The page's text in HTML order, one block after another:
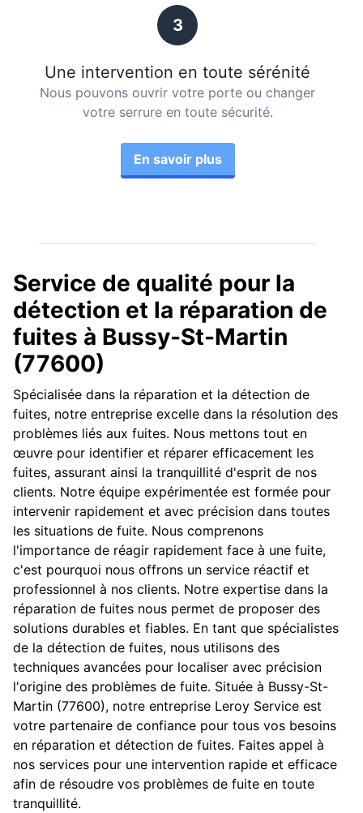
3
Une intervention en toute sérénité
Nous pouvons ouvrir votre porte ou changer
votre serrure en toute sécurité.
En savoir plus
Service de qualité pour la
détection et la réparation de
fuites à Bussy-St-Martin
(77600)
Spécialisée dans la réparation et la détection de
fuites, notre entreprise excelle dans la résolution des
problèmes liés aux fuites. Nous mettons tout en
œuvre pour identifier et réparer efficacement les
fuites, assurant ainsi la tranquillité d'esprit de nos
clients. Notre équipe expérimentée est formée pour
intervenir rapidement et avec précision dans toutes
les situations de fuite. Nous comprenons
l'importance de réagir rapidement face à une fuite,
c'est pourquoi nous offrons un service réactif et
professionnel à nos clients. Notre expertise dans la
réparation de fuites nous permet de proposer des
solutions durables et fiables. En tant que spécialistes
de la détection de fuites, nous utilisons des
techniques avancées pour localiser avec précision
l'origine des problèmes de fuite. Située à Bussy-St-
Martin (77600), notre entreprise Leroy Service est
votre partenaire de confiance pour tous vos besoins
en réparation et détection de fuites. Faites appel à
nos services pour une intervention rapide et efficace
afin de résoudre vos problèmes de fuite en toute
tranquillité.